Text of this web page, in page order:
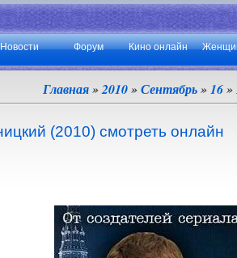
Новости Форум Кино онлайн
Главная»2010 » Сентябрь » 16»
(2010) смотреть онлайн